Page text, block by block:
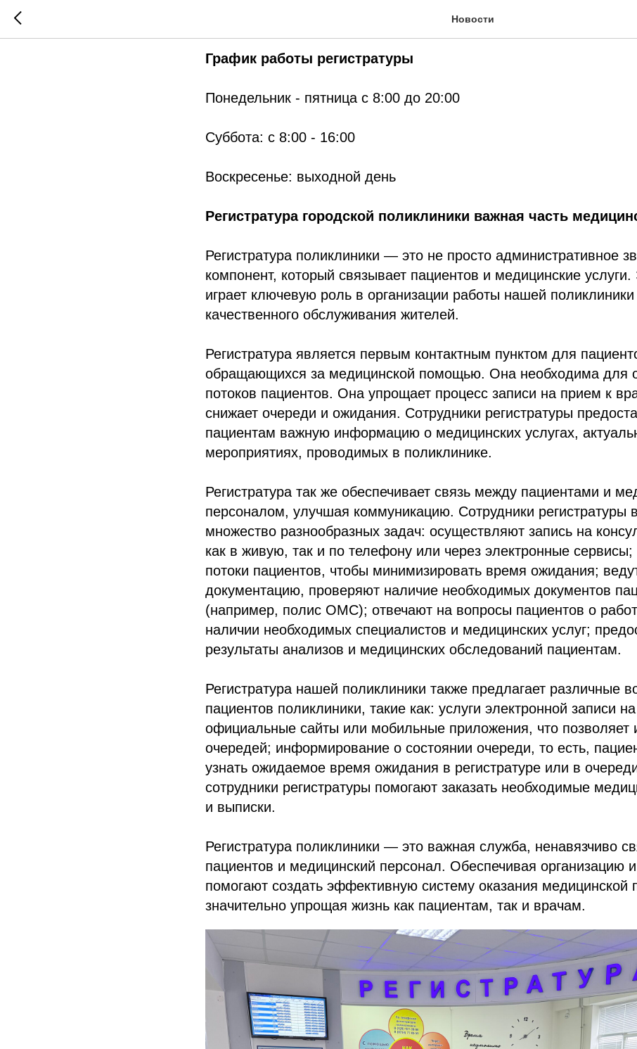
Новости
График работы регистратуры
Понедельник - пятница с 8:00 до 20:00
Суббота: с 8:00 - 16:00
Воскресенье: выходной день
Регистратура городской поликлиники важная часть
Регистратура поликлиники — это не просто административное
компонент, который связывает пациентов и медицинские
играет ключевую роль в организации работы нашей
качественного обслуживания жителей.
Регистратура является первым контактным пунктом для
обращающихся за медицинской помощью. Она необходима для
потоков пациентов. Она упрощает процесс записи на прием к
снижает очереди и ожидания. Сотрудники регистратуры
пациентам важную информацию о медицинских услугах,
мероприятиях, проводимых в поликлинике.
Регистратура так же обеспечивает связь между пациентами и
персоналом, улучшая коммуникацию. Сотрудники регистратуры
множество разнообразных задач: осуществляют запись на
как в живую, так и по телефону или через электронные
потоки пациентов, чтобы минимизировать время ожидания;
документацию, проверяют наличие необходимых документов
(например, полис ОМС); отвечают на вопросы пациентов о
наличии необходимых специалистов и медицинских услуг;
результаты анализов и медицинских обследований пациентам.
Регистратура нашей поликлиники также предлагает различные
пациентов поликлиники, такие как: услуги электронной записи
официальные сайты или мобильные приложения, что позволяет
очередей; информирование о состоянии очереди, то есть,
узнать ожидаемое время ожидания в регистратуре или в
сотрудники регистратуры помогают заказать необходимые
и выписки.
Регистратура поликлиники — это важная служба, ненавязчиво
пациентов и медицинский персонал. Обеспечивая организацию
помогают создать эффективную систему оказания медицинской
значительно упрощая жизнь как пациентам, так и врачам.